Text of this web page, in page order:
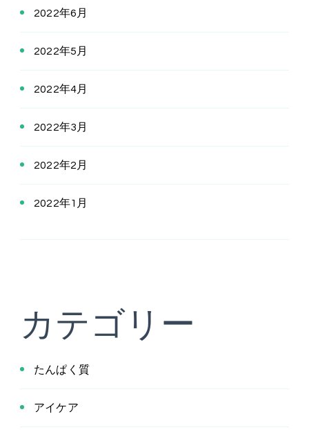
2022年6月
2022年5月
2022年4月
2022年3月
2022年2月
2022年1月
カテゴリー
たんぱく質
アイケア